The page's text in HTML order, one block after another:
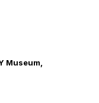
Museum